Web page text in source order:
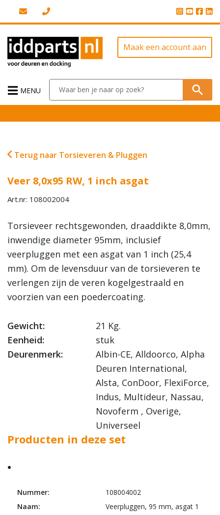
Maak een account aan
MENU
Terug naar Torsieveren & Pluggen
Veer 8,0x95 RW, 1 inch asgat
Art.nr: 108002004
Torsieveer rechtsgewonden, draaddikte 8,0mm,
inwendige diameter 95mm, inclusief
veerpluggen met een asgat van 1 inch (25,4
mm). Om de levensduur van de torsieveren te
verlengen zijn de veren kogelgestraald en
voorzien van een poedercoating.
Gewicht:
21 Kg.
Eenheid:
stuk
Deurenmerk:
Albin-CE, Alldoorco, Alpha
Deuren International,
Alsta, ConDoor, FlexiForce,
Indus, Multideur, Nassau,
Novoferm , Overige,
Universeel
Producten in deze set
Nummer:
108004002
Naam:
Veerpluggen, 95 mm, asgat 1